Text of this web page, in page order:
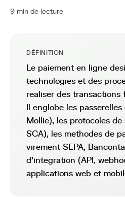
9 min de lecture
DÉFINITION
Le paiement en ligne
technologies et des
realiser des transactions
Il englobe les
Mollie), les protocoles
SCA), les methodes de
virement SEPA,
d'integration (API,
applications web et